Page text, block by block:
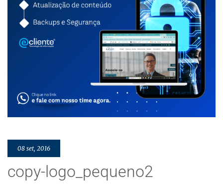
08 set, 2016
copy-logo_pequeno2